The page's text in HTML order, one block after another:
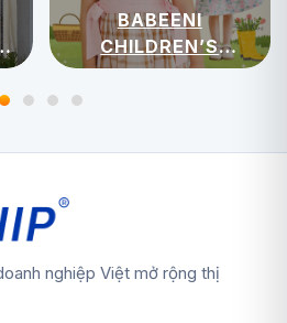
BABEENI
CHILDREN’S
APPAREL
nghiệp Việt mở rộng thị